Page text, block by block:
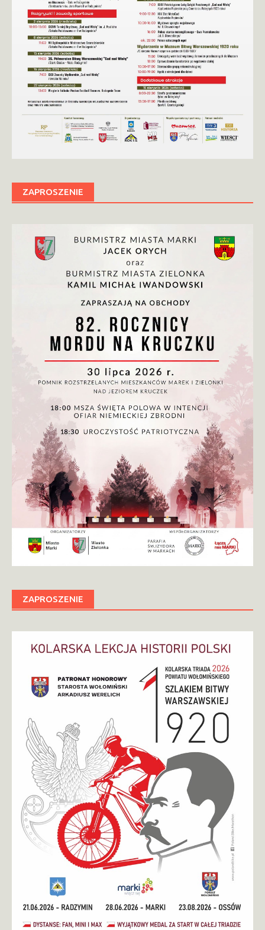
ZAPROSZENIE
ZAPROSZENIE